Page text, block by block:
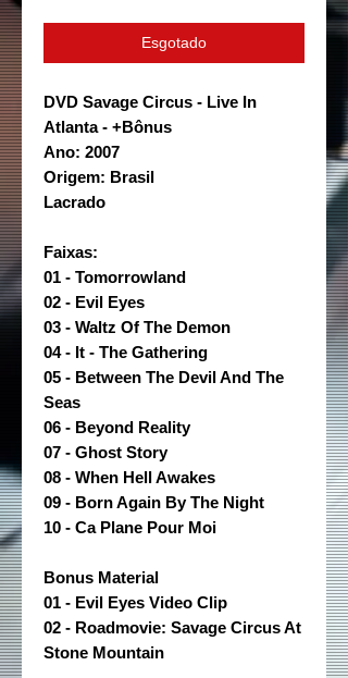
Esgotado
DVD Savage Circus - Live In
Atlanta - +Bônus
Ano: 2007
Origem: Brasil
Lacrado
Faixas:
01 - Tomorrowland
02 - Evil Eyes
03 - Waltz Of The Demon
04 - It - The Gathering
05 - Between The Devil And The
Seas
06 - Beyond Reality
07 - Ghost Story
08 - When Hell Awakes
09 - Born Again By The Night
10 - Ca Plane Pour Moi
Bonus Material
01 - Evil Eyes Video Clip
02 - Roadmovie: Savage Circus At
Stone Mountain